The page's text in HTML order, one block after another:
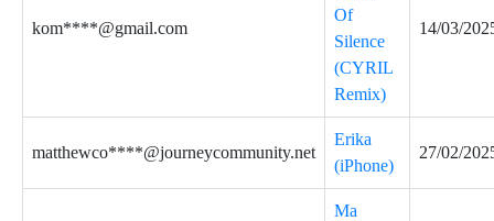
kom****@gmail.com
Of
Silence
(CYRIL
Remix)
14/03/
matthewco****@journeycommunity.net
Erika
(iPhone)
27/02/
Ma